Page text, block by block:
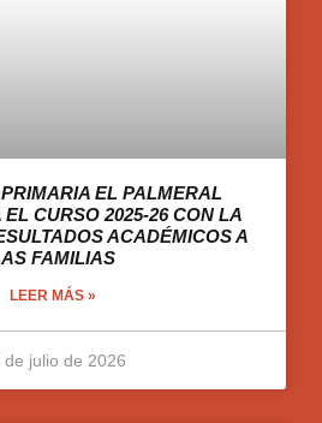
EL PALMERAL
EL CURSO 2025-26 CON LA
ACADÉMICOS A
FAMILIAS
LEER MÁS »
de julio de 2026